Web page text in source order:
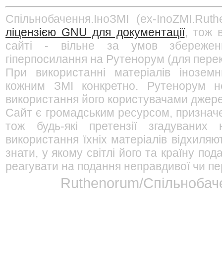
Спільнобачення.ІноЗМІ (ex-
ліцензією GNU для документації, тож
сайті - вільне за умов
гіперпосилання на Рутенорум (для
При використанні матеріалів
кожним ЗМІ конкретно. Рутенорум
використання його користувачами
Сайт є громадським ресурсом,
тож будь-які претензії
використання їхніх матеріалів
знати, у якому світлі його та країну
реагувати на подання неправдивої чи
Ruthenorum/